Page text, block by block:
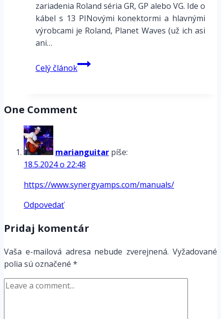
zariadenia Roland séria GR, GP alebo VG. Ide o
kábel s 13 PINovými konektormi a hlavnými
výrobcami je Roland, Planet Waves (už ich asi
ani…
Celý článokGK
–
zariadenia
s
PIN
One Comment
marianguitar píše:
18.5.2024 o 22:48
https://www.synergyamps.com/manuals/
Odpovedať
Pridaj komentár
Vaša e-mailová adresa nebude zverejnená. Vyžadované
polia sú označené *